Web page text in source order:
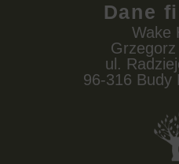
Dane
Wake
ul.
96-316 Budy